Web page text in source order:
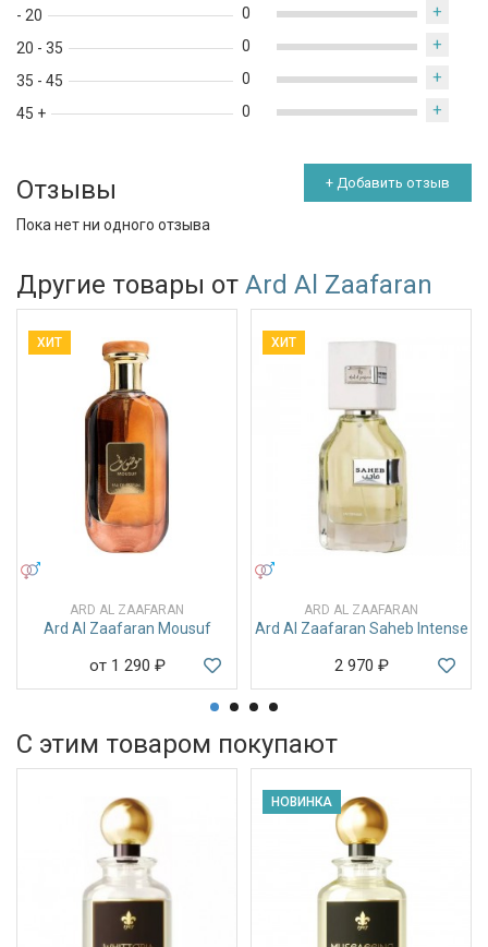
- 20
20 - 35
35 - 45
45 +
0 +
0 +
0 +
0 +
Отзывы + Добавить отзыв
Пока нет ни одного отзыва
Другие товары от Ard Al Zaafaran
ХИТ
ARD AL ZAAFARAN
Ard Al Zaafaran Mousuf
от 1 290 ₽
ХИТ
ARD AL ZAAFARAN
Ard Al Zaafaran Saheb Intense
2 970 ₽
С этим товаром покупают
НОВИНКА